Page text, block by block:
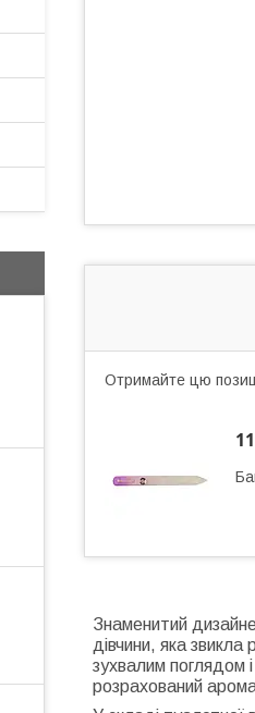
Отримайте цю
Знаменитий
дівчини, яка
зухвалим поглядом
розрахований